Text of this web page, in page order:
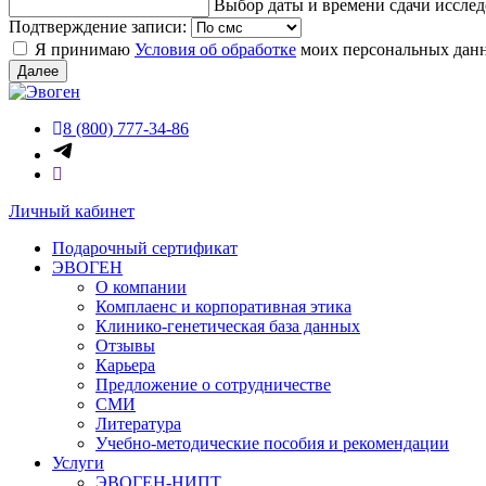
Выбор даты и времени сдачи
Подтверждение записи:
Я принимаю Условия об обработке моих персональных
Далее
8 (800) 777-34-86
Личный кабинет
Подарочный сертификат
ЭВОГЕН
О компании
Комплаенс и корпоративная этика
Клинико-генетическая база данных
Отзывы
Карьера
Предложение о сотрудничестве
СМИ
Литература
Учебно-методические пособия и рекомендации
Услуги
ЭВОГЕН-НИПТ